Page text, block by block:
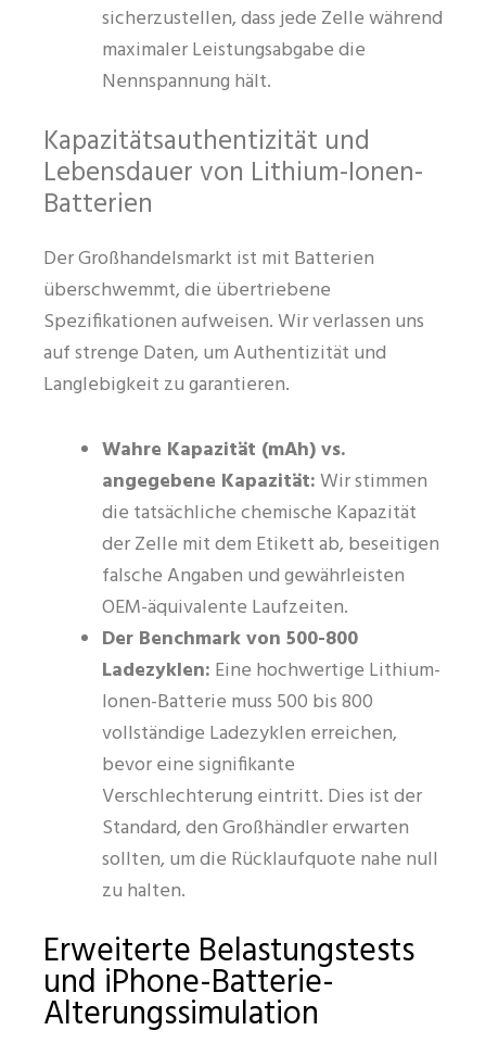
sicherzustellen, dass jede Zelle während
maximaler Leistungsabgabe die
Nennspannung hält.
Kapazitätsauthentizität und
Lebensdauer von Lithium-Ionen-
Batterien
Der Großhandelsmarkt ist mit Batterien
überschwemmt, die übertriebene
Spezifikationen aufweisen. Wir verlassen uns
auf strenge Daten, um Authentizität und
Langlebigkeit zu garantieren.
Wahre Kapazität (mAh) vs.
angegebene Kapazität:Wir stimmen
die tatsächliche chemische Kapazität
der Zelle mit dem Etikett ab, beseitigen
falsche Angaben und gewährleisten
OEM-äquivalente Laufzeiten.
Der Benchmark von 500-800
Ladezyklen: Eine hochwertige Lithium-
Ionen-Batterie muss 500 bis 800
vollständige Ladezyklen erreichen,
bevor eine signifikante
Verschlechterung eintritt. Dies ist der
Standard, den Großhändler erwarten
sollten, um die Rücklaufquote nahe null
zu halten.
Erweiterte Belastungstests
und iPhone-Batterie-
Alterungssimulation